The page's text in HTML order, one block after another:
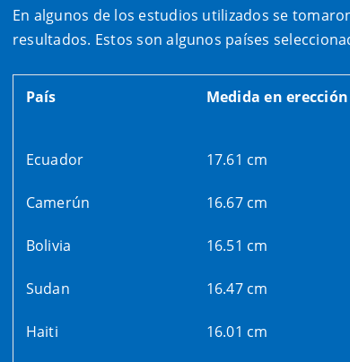
En algunos de los estudios utilizados se
resultados. Estos son algunos países
País Medida en erección
Ecuador 17.61 cm
Camerún 16.67 cm
Bolivia 16.51 cm
Sudan 16.47 cm
Haiti 16.01 cm